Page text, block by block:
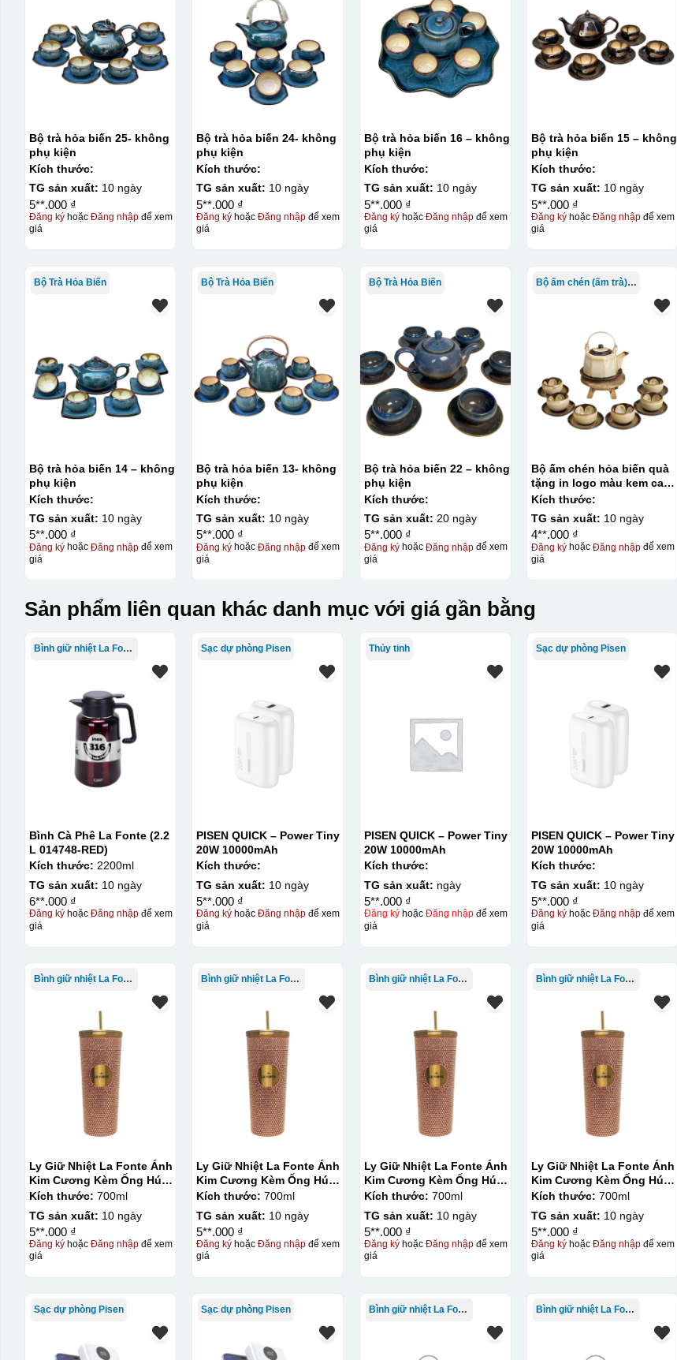
Kiểu in:
In logo decan ACD 1 mặt
In logo decan AC 2 mặt
In logo decan AC 1 mặt
Hộp xi lót lụa
Hộp xi ấm chén
Bộ trà hỏa biến 25- không
phụ kiện
Kích thước:
TG sản xuất: 10 ngày
5**.000 ₫
Đăng kýhoặc Đăng nhậpđể xem
giá
Bộ trà hỏa biến 24- không
phụ kiện
Kích thước:
TG sản xuất: 10 ngày
5**.000 ₫
Đăng ký hoặcĐăng nhập để xem
giá
Bộ trà hỏa biến 16 – không
phụ kiện
Kích thước:
TG sản xuất: 10 ngày
5**.000 ₫
Đăng kýhoặc Đăng nhậpđể xem
giá
Bộ trà hỏa biến 15 – không
phụ kiện
Kích thước:
TG sản xuất: 10 ngày
5**.000 ₫
Đăng ký hoặcĐăng nhập để xem
giá
Bộ Trà Hỏa Biến
Bộ trà hỏa biến 14 – không
phụ kiện
Kích thước:
TG sản xuất: 10 ngày
5**.000 ₫
Đăng kýhoặc Đăng nhậpđể xem
giá
Bộ Trà Hỏa Biến
Bộ trà hỏa biến 13- không
phụ kiện
Kích thước:
TG sản xuất: 10 ngày
5**.000 ₫
Đăng ký hoặcĐăng nhập để xem
giá
Bộ Trà Hỏa Biến
Bộ trà hỏa biến 22 – không
phụ kiện
Kích thước:
TG sản xuất: 20 ngày
5**.000 ₫
Đăng kýhoặc Đăng nhậpđể xem
giá
Bộ ấm chén (ấm trà) in logo
Bộ ấm chén hỏa biến quà
tặng in logo màu kem cafe
dáng bát giác 330ml KQ-
Kích thước:
TG sản xuất: 10 ngày
4**.000 ₫
Đăng ký hoặcĐăng nhập để xem
giá
Sản phẩm liên quan khác danh mục với giá gần bằng
Bình giữ nhiệt La Fonte
Bình Cà Phê La Fonte (2.2
L 014748-RED)
Kích thước: 2200ml
TG sản xuất: 10 ngày
6**.000 ₫
Đăng kýhoặc Đăng nhậpđể xem
giá
Sạc dự phòng Pisen
PISEN QUICK – Power Tiny
20W 10000mAh
Kích thước:
TG sản xuất: 10 ngày
5**.000 ₫
Đăng ký hoặcĐăng nhập để xem
giá
Thủy tinh
PISEN QUICK – Power Tiny
20W 10000mAh
Kích thước:
TG sản xuất: ngày
5**.000 ₫
Đăng kýhoặc Đăng nhậpđể xem
giá
Sạc dự phòng Pisen
PISEN QUICK – Power Tiny
20W 10000mAh
Kích thước:
TG sản xuất: 10 ngày
5**.000 ₫
Đăng ký hoặcĐăng nhập để xem
giá
Bình giữ nhiệt La Fonte
Ly Giữ Nhiệt La Fonte Ánh
Kim Cương Kèm Ống Hút-
700 ml-014687-GOL
Kích thước: 700ml
TG sản xuất: 10 ngày
5**.000 ₫
Đăng kýhoặc Đăng nhậpđể xem
giá
Bình giữ nhiệt La Fonte
Ly Giữ Nhiệt La Fonte Ánh
Kim Cương Kèm Ống Hút-
700 ml-014687-GOL
Kích thước: 700ml
TG sản xuất: 10 ngày
5**.000 ₫
Đăng ký hoặcĐăng nhập để xem
giá
Bình giữ nhiệt La Fonte
Ly Giữ Nhiệt La Fonte Ánh
Kim Cương Kèm Ống Hút-
700 ml-014687-GOL
Kích thước: 700ml
TG sản xuất: 10 ngày
5**.000 ₫
Đăng kýhoặc Đăng nhậpđể xem
giá
Bình giữ nhiệt La Fonte
Ly Giữ Nhiệt La Fonte Ánh
Kim Cương Kèm Ống Hút-
700 ml-014687-GOL
Kích thước: 700ml
TG sản xuất: 10 ngày
5**.000 ₫
Đăng ký hoặcĐăng nhập để xem
giá
Sạc dự phòng Pisen Sạc dự phòng Pisen Bình giữ nhiệt La Fonte Bình giữ nhiệt La Fonte